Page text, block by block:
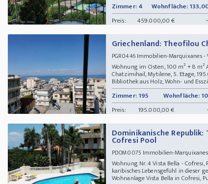
Zimmer: 4
Wohnfläche:
Preis:
459.000,00 €
Griechenland: Theofilou
PGR0446Immobilien-Marquixanes -
Wohnung im Osten, 100 m² + 8
Chatzimihail, Mytilene, 5. Etage,
Bibliothek aus Holz, Wohn- und
Zimmer: 195
Wohnfläche:
Preis:
195.000,00 €
Dominikanische
Cofresi Pool
PDOM0075 Immobilien-
Wohnung Nr. 4 Vista Bella -
karibisches Lebensgefühl in dieser
Wohnanlage Vista Bella in Cofresi,